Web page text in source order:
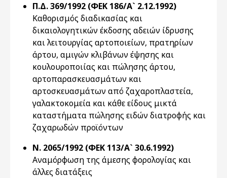
Π.Δ. 369/1992 (ΦΕΚ 186/Α` 2.12.1992)
Καθορισμός διαδικασίας και
δικαιολογητικών έκδοσης αδειών ίδρυσης
και λειτουργίας αρτοποιείων, πρατηρίων
άρτου, αμιγών κλιβάνων έψησης και
κουλουροποιίας και πώλησης άρτου,
αρτοπαρασκευασμάτων και
αρτοσκευασμάτων από ζαχαροπλαστεία,
γαλακτοκομεία και κάθε είδους μικτά
καταστήματα πώλησης ειδών διατροφής και
ζαχαρωδών προϊόντων
Ν. 2065/1992 (ΦΕΚ 113/Α` 30.6.1992)
Αναμόρφωση της άμεσης φορολογίας και
άλλες διατάξεις